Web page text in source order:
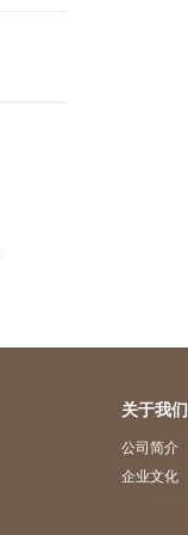
关于我们
公司简介
企业文化